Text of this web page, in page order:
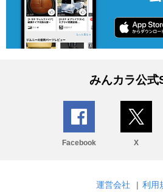
みんカラ公式
Facebook X
運営会社 | 利用